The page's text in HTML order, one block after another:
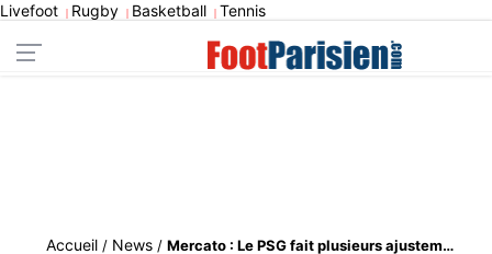
Livefoot | Rugby | Basketball | Tennis
Accueil / News / Mercato : Le PSG fait plusieurs ajustements… qui est sur le départ ?